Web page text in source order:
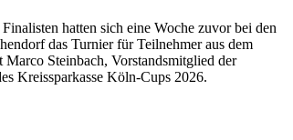
hatten sich eine Woche zuvor bei den
das Turnier für Teilnehmer aus dem
Steinbach, Vorstandsmitglied der
Kreissparkasse Köln-Cups 2026.